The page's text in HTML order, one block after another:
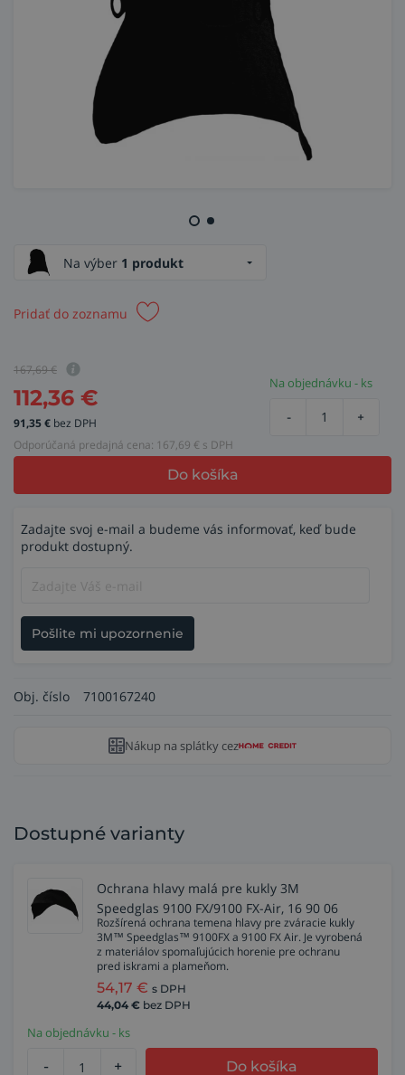
Na výber 1 produkt
Pridať do zoznamu
167,69€
112,36 €
91,35€ bez DPH
Odporúčaná predajná cena: 167,69 € s DPH
Na objednávku - ks
- +
Do košíka
Zadajte svoj e-mail a budeme vás informovať, keď bude
produkt dostupný.
Pošlite mi upozornenie
Obj. číslo 7100167240
Nákup na splátky cez
Dostupné varianty
Ochrana hlavy malá pre kukly 3M
Speedglas 9100 FX/9100 FX-Air, 16 90 06
Rozšírená ochrana temena hlavy pre zváracie kukly
3M™ Speedglas™ 9100FX a 9100 FX Air. Je vyrobená
z materiálov spomaľujúcich horenie pre ochranu
pred iskrami a plameňom.
54,17 € s DPH
44,04 € bez DPH
Na objednávku - ks
- + Do košíka